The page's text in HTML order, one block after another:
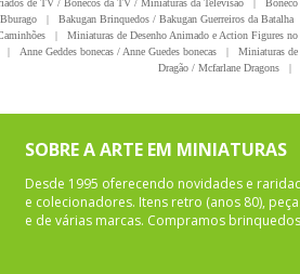
de TV / Bonecos da TV / Miniaturas da Televisão |
| Bakugan Brinquedos / Bakugan Guerreiros da Batalha
|
Miniaturas de Desenho Animado e Action Figures
| Anne Geddes bonecas / Anne Guedes bonecas |
Miniaturas
Dragão / Mcfarlane Dragons
|
SOBRE A ARTE EM MINIATURAS
Desde 1995 oferecendo novidades e
e colecionadores. Itens retro (anos 80),
e de várias marcas. Compramos